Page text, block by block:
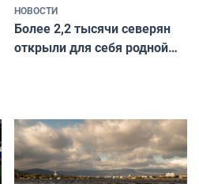
НОВОСТИ
Более 2,2 тысячи северян
открыли для себя родной